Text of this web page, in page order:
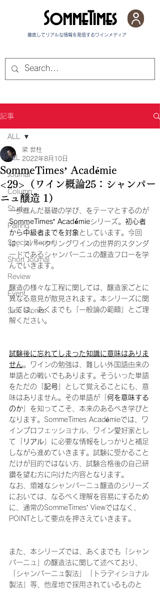
徹底してリアルな情報を発信する​ワインメディア
SommeTimes
記事
ALL
Journal
Column
Study
Pairing
Special Report
Short Journal
Review
Event
Side Stories
ALL
SommeTimes’ Académie
<29>（ワイン概論25：シャンパー
ニュ醸造 1）
梁 世柱
2022年8月10日
一歩進んだ基礎の学び、をテーマとするのが
SommeTimes’ Académieシリーズ。 初心者
から中級者までを対象 としています。今回
は、スパークリングワインの世界的スタンダ
ードであるシャンパーニュの醸造フローを学
んでいきます。
醸造の様々な工程に関しては、醸造家ごとに
異なる意見が散見されます。本シリーズに関
しては、あくまでも「一般論の範疇」とご理
解ください。
試験後に忘れてしまった知識に意味はありま
せん。ワインの勉強は、難しい外国語由来の
単語との戦いでもあります。そういった単語
をただの「 記号 」として覚えることにも、意
味はありません。その単語が「 何を意味する
のか 」を知ってこそ、本来のあるべき学びと
なります。SommeTimes Académieでは、ワ
インプロフェッショナル、ワイン愛好家とし
て「
リアル 」に必要な情報をしっかりと補足
しながら進めていきます。試験に受かること
だけが目的ではない方、試験合格後の自己研
鑽を望む方に向けた内容となります。
なお、煩雑なシャンパーニュ醸造のシリーズ
においては、なるべく理解を容易にするため
に、通常のSommeTimes’ Viewではなく、
POINTとして要点を押さえていきます。
また、本シリーズでは、あくまでも「シャン
パーニュ」の醸造法に関して述べており、
「シャンパーニュ製法」「トラディショナル
製法」等、他産地で採用されているものと